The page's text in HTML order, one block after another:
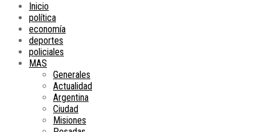
Inicio
política
economía
deportes
policiales
MAS
Generales
Actualidad
Argentina
Ciudad
Misiones